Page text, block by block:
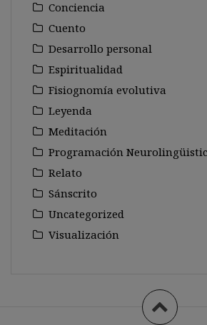
Conciencia
Cuento
Desarrollo personal
Espiritualidad
Fisiognomía evolutiva
Leyenda
Meditación
Programación
Relato
Sánscrito
Uncategorized
Visualización